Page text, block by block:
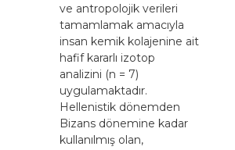
ve antropolojik verileri
tamamlamak amacıyla
insan kemik kolajenine ait
hafif kararlı izotop
analizini (n = 7)
uygulamaktadır.
Hellenistik dönemden
Bizans dönemine kadar
kullanılmış olan,